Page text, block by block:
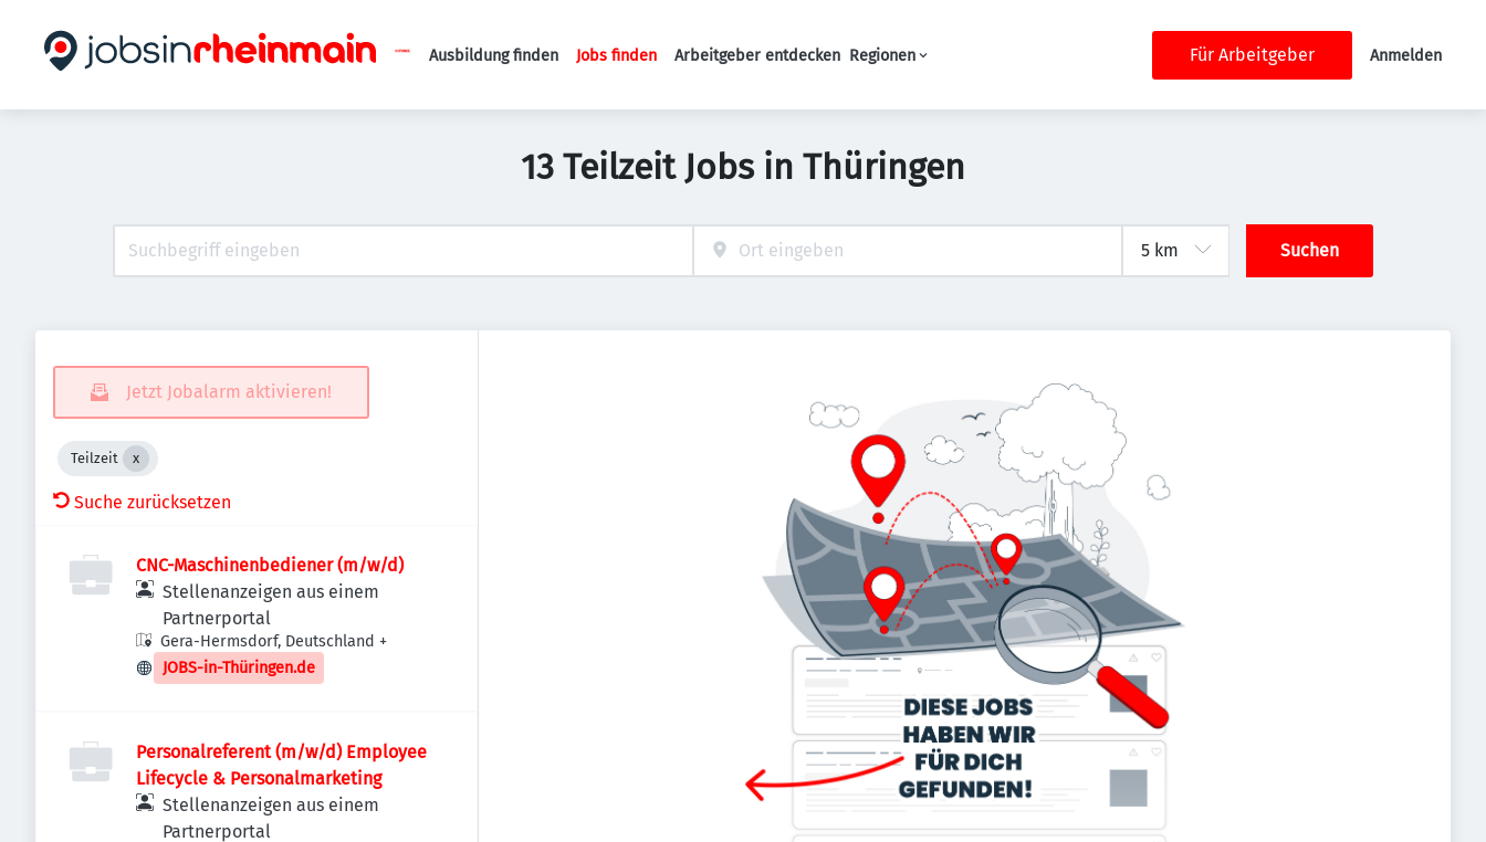
Haupt-Navigation
Ausbildung finden Jobs finden Arbeitgeber entdecken Regionen Für Arbeitgeber Anmelden
13 Teilzeit Jobs in Thüringen
Suchen
Jetzt Jobalarm aktivieren!
Teilzeit
Suche zurücksetzen
CNC-Maschinenbediener (m/w/d)
Stellenanzeigen aus einem
Partnerportal
Gera-Hermsdorf, Deutschland +
JOBS-in-Thüringen.de
Personalreferent (m/w/d) Employee
Lifecycle & Personalmarketing
Stellenanzeigen aus einem
Partnerportal